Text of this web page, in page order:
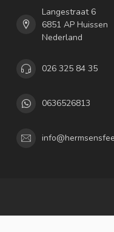
Langestraat 6
6851 AP Huissen
Nederland
026 325 84 35
0636526813